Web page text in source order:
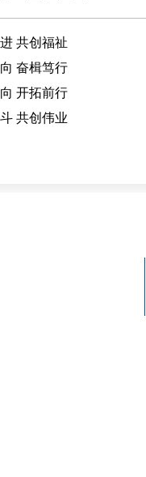
共创福祉
奋楫笃行
开拓前行
共创伟业